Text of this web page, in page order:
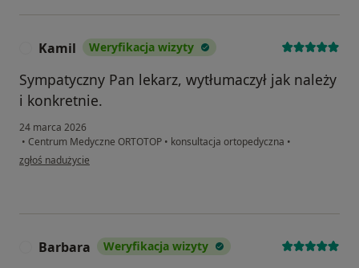
Kamil Weryfikacja wizyty
Sympatyczny Pan lekarz, wytłumaczył jak należy
i konkretnie.
24 marca 2026
• Centrum Medyczne ORTOTOP • konsultacja ortopedyczna •
w opinii użytkownika Kamil
zgłoś nadużycie
Barbara Weryfikacja wizyty